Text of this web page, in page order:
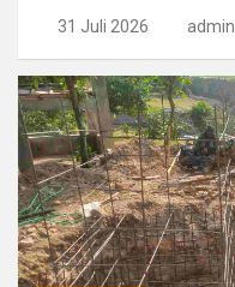
31 Juli 2026 admin